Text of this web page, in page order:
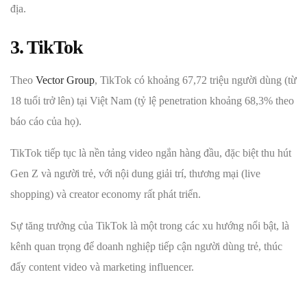
địa.
3. TikTok
Theo Vector Group, TikTok có khoảng 67,72 triệu người dùng (từ
18 tuổi trở lên) tại Việt Nam (tỷ lệ penetration khoảng 68,3% theo
báo cáo của họ).
TikTok tiếp tục là nền tảng video ngắn hàng đầu, đặc biệt thu hút
Gen Z và người trẻ, với nội dung giải trí, thương mại (live
shopping) và creator economy rất phát triển.
Sự tăng trưởng của TikTok là một trong các xu hướng nổi bật, là
kênh quan trọng để doanh nghiệp tiếp cận người dùng trẻ, thúc
đẩy content video và marketing influencer.